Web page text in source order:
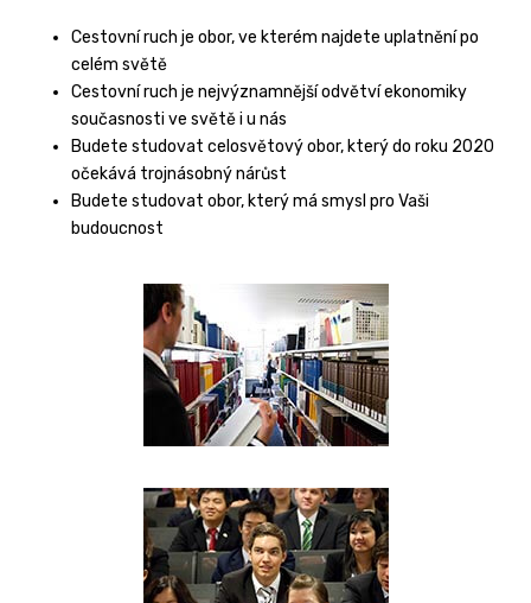
Cestovní ruch je obor, ve kterém najdete uplatnění po
celém světě
Cestovní ruch je nejvýznamnější odvětví ekonomiky
současnosti ve světě i u nás
Budete studovat celosvětový obor, který do roku 2020
očekává trojnásobný nárůst
Budete studovat obor, který má smysl pro Vaši
budoucnost